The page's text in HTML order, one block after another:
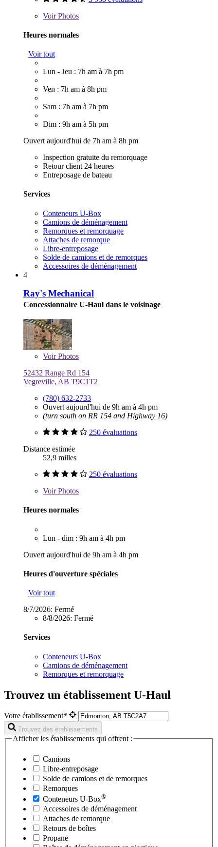
VoirPhotos
Heures normales
Voir tout
Lun - Jeu : 7h am à 7h pm
Ven : 7h am à 8h pm
Sam : 7h am à 7h pm
Dim : 9h am à 5h pm
Ouvert aujourd'hui de 7h am à 8h pm
Inspection gratuite du remorquage
Retour client 24 heures
Entreposage de bateau
Services
Conteneurs U-Box
Camions de déménagement
Remorques et remorquage
Attaches de remorque
Libre-entreposage
Solde de camions et de remorques
Accessoires de déménagement
4
Ray's Mechanical
Concessionnaire U-Haul dans le voisinage
VoirPhotos
52432 Range Rd 154
Vegreville, AB T9C1T2
(780) 632-2733
Ouvert aujourd'hui de 9h am à 4h pm
(turn south on RR 154 and Highway 16)
250 évaluations
Distance estimée
52,9 milles
250 évaluations
VoirPhotos
Heures normales
Lun - dim : 9h am à 4h pm
Ouvert aujourd'hui de 9h am à 4h pm
Heures d'ouverture spéciales
Voir tout
8/7/2026: Fermé
8/8/2026: Fermé
Services
Conteneurs U-Box
Camions de déménagement
Remorques et remorquage
Trouvez un établissement U-Haul
Votre établissement*
Trouvez des établissements
Afficher les établissements qui offrent :
Camions
Libre-entreposage
Solde de camions et de remorques
Remorques
Conteneurs U-Box®
Accessoires de déménagement
Attaches de remorque
Retours de boîtes
Propane